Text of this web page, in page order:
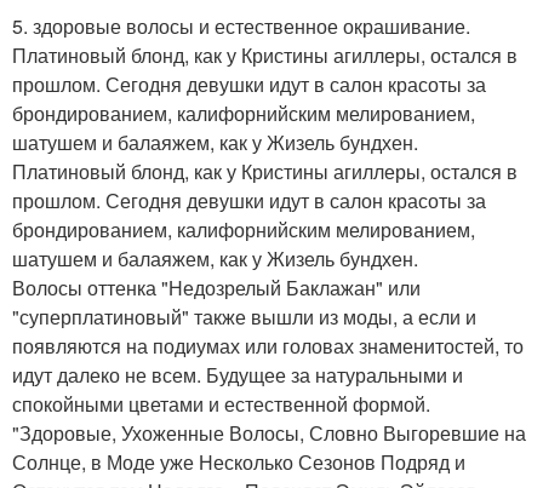
5. здоровые волосы и естественное окрашивание.
Платиновый блонд, как у Кристины агиллеры, остался в
прошлом. Сегодня девушки идут в салон красоты за
брондированием, калифорнийским мелированием,
шатушем и балаяжем, как у Жизель бундхен.
Платиновый блонд, как у Кристины агиллеры, остался в
прошлом. Сегодня девушки идут в салон красоты за
брондированием, калифорнийским мелированием,
шатушем и балаяжем, как у Жизель бундхен.
Волосы оттенка "Недозрелый Баклажан" или
"суперплатиновый" также вышли из моды, а если и
появляются на подиумах или головах знаменитостей, то
идут далеко не всем. Будущее за натуральными и
спокойными цветами и естественной формой.
"Здоровые, Ухоженные Волосы, Словно Выгоревшие на
Солнце, в Моде уже Несколько Сезонов Подряд и